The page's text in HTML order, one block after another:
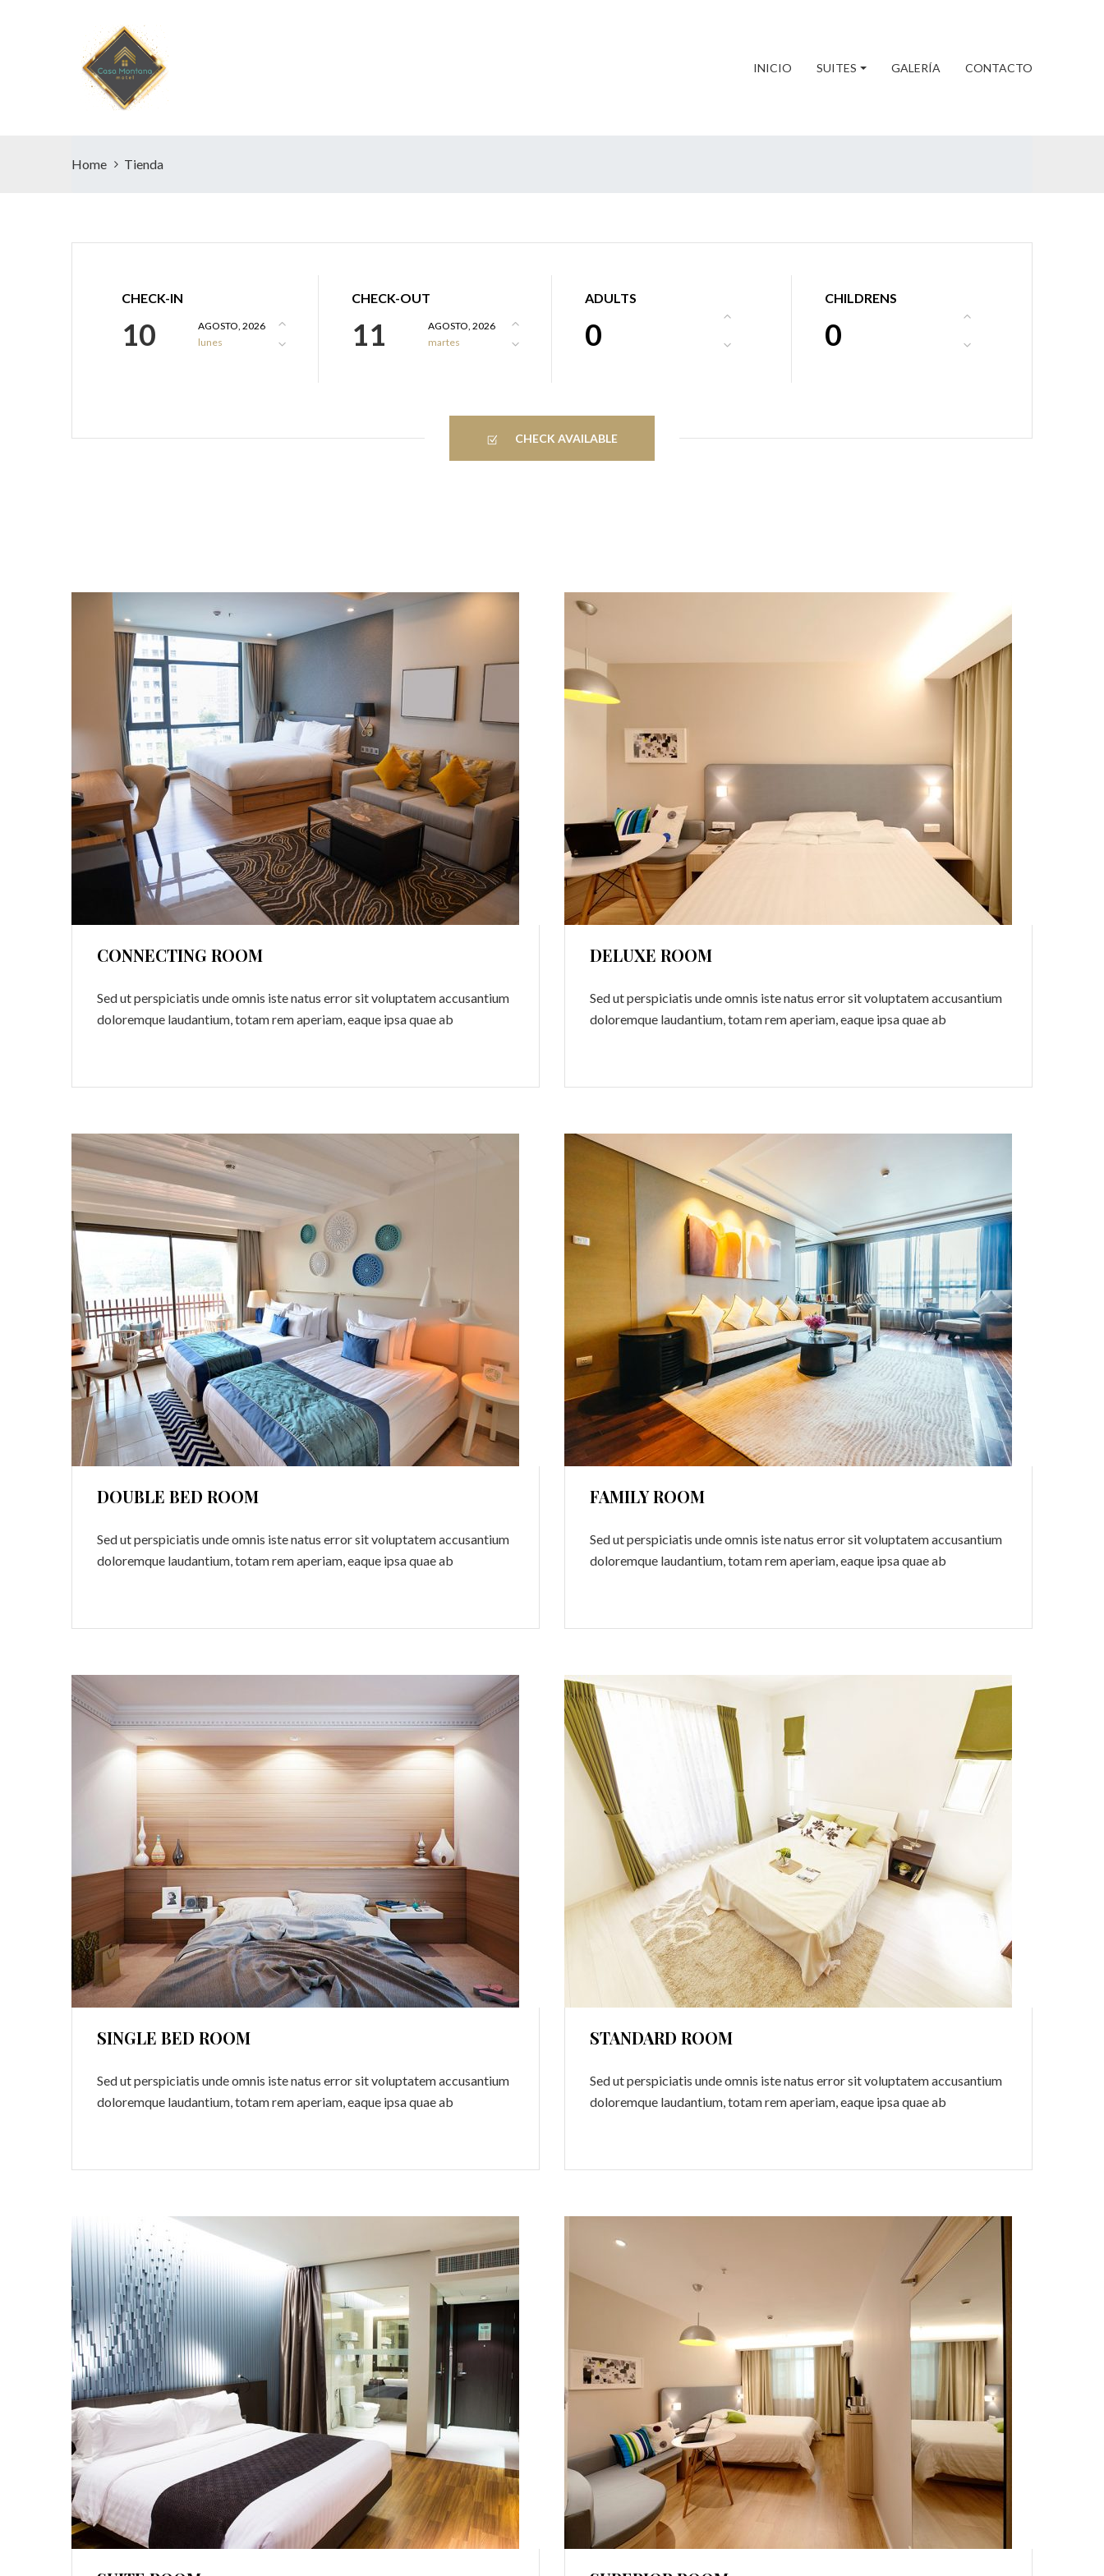
INICIO SUITES GALERÍA CONTACTO
Home Tienda
CHECK-IN
10
AGOSTO, 2026
lunes
CHECK-OUT
11
AGOSTO, 2026
martes
ADULTS
0
CHILDRENS
0
CHECK AVAILABLE
CONNECTING ROOM
Sed ut perspiciatis unde omnis iste natus error sit voluptatem accusantium
doloremque laudantium, totam rem aperiam, eaque ipsa quae ab
DELUXE ROOM
Sed ut perspiciatis unde omnis iste natus error sit voluptatem accusantium
doloremque laudantium, totam rem aperiam, eaque ipsa quae ab
DOUBLE BED ROOM
Sed ut perspiciatis unde omnis iste natus error sit voluptatem accusantium
doloremque laudantium, totam rem aperiam, eaque ipsa quae ab
FAMILY ROOM
Sed ut perspiciatis unde omnis iste natus error sit voluptatem accusantium
doloremque laudantium, totam rem aperiam, eaque ipsa quae ab
SINGLE BED ROOM
Sed ut perspiciatis unde omnis iste natus error sit voluptatem accusantium
doloremque laudantium, totam rem aperiam, eaque ipsa quae ab
STANDARD ROOM
Sed ut perspiciatis unde omnis iste natus error sit voluptatem accusantium
doloremque laudantium, totam rem aperiam, eaque ipsa quae ab